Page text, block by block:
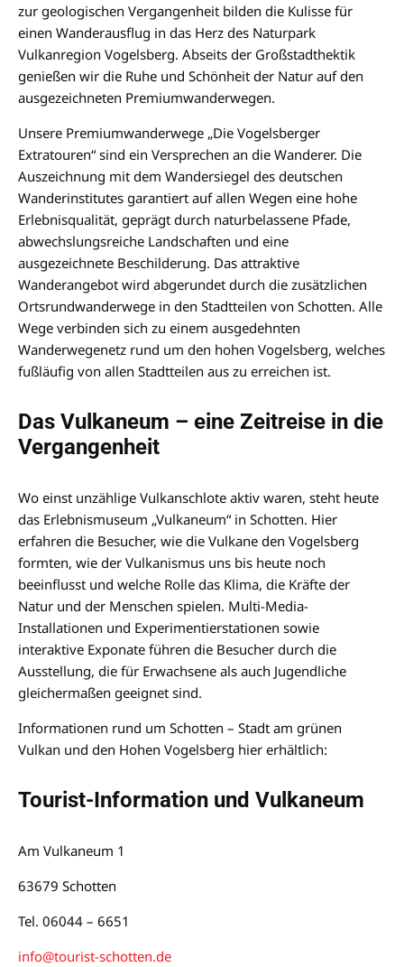
zur geologischen Vergangenheit bilden die Kulisse für
einen Wanderausflug in das Herz des Naturpark
Vulkanregion Vogelsberg. Abseits der Großstadthektik
genießen wir die Ruhe und Schönheit der Natur auf den
ausgezeichneten Premiumwanderwegen.
Unsere Premiumwanderwege „Die Vogelsberger
Extratouren“ sind ein Versprechen an die Wanderer. Die
Auszeichnung mit dem Wandersiegel des deutschen
Wanderinstitutes garantiert auf allen Wegen eine hohe
Erlebnisqualität, geprägt durch naturbelassene Pfade,
abwechslungsreiche Landschaften und eine
ausgezeichnete Beschilderung. Das attraktive
Wanderangebot wird abgerundet durch die zusätzlichen
Ortsrundwanderwege in den Stadtteilen von Schotten. Alle
Wege verbinden sich zu einem ausgedehnten
Wanderwegenetz rund um den hohen Vogelsberg, welches
fußläufig von allen Stadtteilen aus zu erreichen ist.
Das Vulkaneum – eine Zeitreise in die
Vergangenheit
Wo einst unzählige Vulkanschlote aktiv waren, steht heute
das Erlebnismuseum „Vulkaneum“ in Schotten. Hier
erfahren die Besucher, wie die Vulkane den Vogelsberg
formten, wie der Vulkanismus uns bis heute noch
beeinflusst und welche Rolle das Klima, die Kräfte der
Natur und der Menschen spielen. Multi-Media-
Installationen und Experimentierstationen sowie
interaktive Exponate führen die Besucher durch die
Ausstellung, die für Erwachsene als auch Jugendliche
gleichermaßen geeignet sind.
Informationen rund um Schotten – Stadt am grünen
Vulkan und den Hohen Vogelsberg hier erhältlich:
Tourist-Information und Vulkaneum
Am Vulkaneum 1
63679 Schotten
Tel. 06044 – 6651
info@tourist-schotten.de